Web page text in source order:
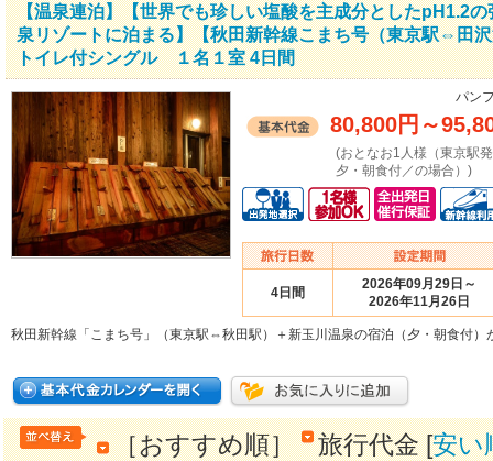
【温泉連泊】【世界でも珍しい塩酸を主成分としたpH1.2
泉リゾートに泊まる】【秋田新幹線こまち号（東京駅⇔田
トイレ付シングル １名１室 4日間
パン
80,800円 ～
(おとなお1人様（東京駅
夕・朝食付／の場合）)
4日間
2026年09月29日～
2026年11月26日
秋田新幹線「こまち号」（東京駅⇔秋田駅）＋新玉川温泉の宿泊（夕・朝食付）
［おすすめ順］ 旅行代金 [安い